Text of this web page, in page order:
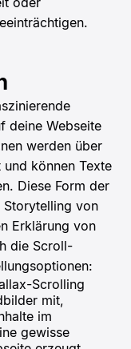
deine Webseite
werden über
können Texte
Diese Form der
Storytelling von
Erklärung von
die Scroll-
Scrolling
mit,
im
gewisse